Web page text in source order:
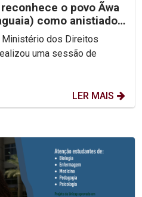
o povo Ãwa
como anistiado
dos Direitos
uma sessão de
LER MAIS